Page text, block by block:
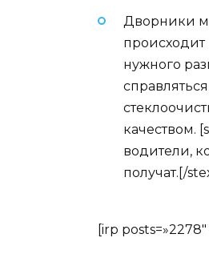
Дворники
происходит
нужного
качеством.
водители,
получат.[/
[irp